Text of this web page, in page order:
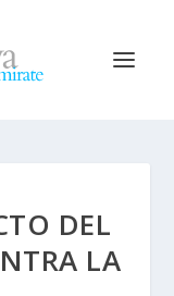
DEL
LA